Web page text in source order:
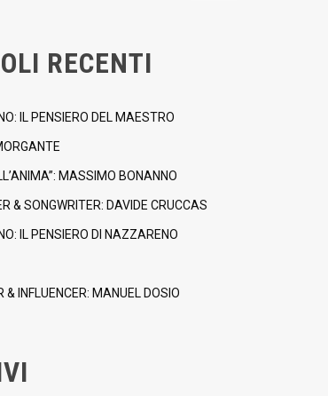
RECENTI
IL PENSIERO DEL MAESTRO
MASSIMO BONANNO
& SONGWRITER: DAVIDE CRUCCAS
IL PENSIERO DI NAZZARENO
& INFLUENCER: MANUEL DOSIO